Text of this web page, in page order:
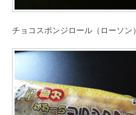
チョコスポンジロール（ローソン）